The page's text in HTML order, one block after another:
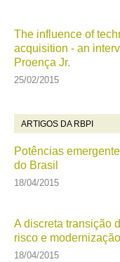
The influence of
acquisition - an
Proença Jr.
25/02/2015
ARTIGOS DA RBPI
Potências
do Brasil
18/04/2015
A discreta transição
risco e
18/04/2015